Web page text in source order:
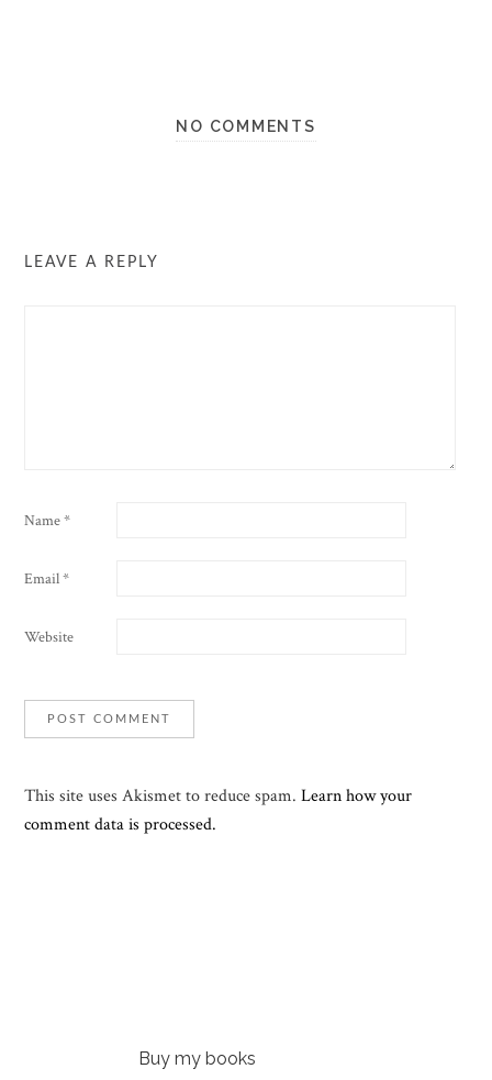
NO COMMENTS
LEAVE A REPLY
Name*
Email*
Website
This site uses Akismet to reduce spam.Learn how your
comment data is processed.
Buy my books